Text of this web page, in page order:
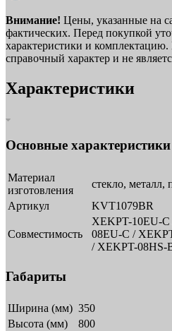
Внимание! Цены, указанные на
фактических. Перед покупкой
характеристики и
справочный характер и не
Характеристики
Основные характеристики
Материал
изготовления
cтекло, металл,
Артикул
KVT1079BR
Совместимость
XEKPT-10EU-
08EU-C /
/ XEKPT-08HS-
Габариты
Ширина (мм) 350
Высота (мм)
800